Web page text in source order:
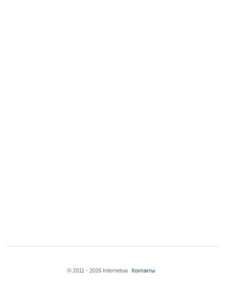
© 2011 - 2026 Internetua Контакты